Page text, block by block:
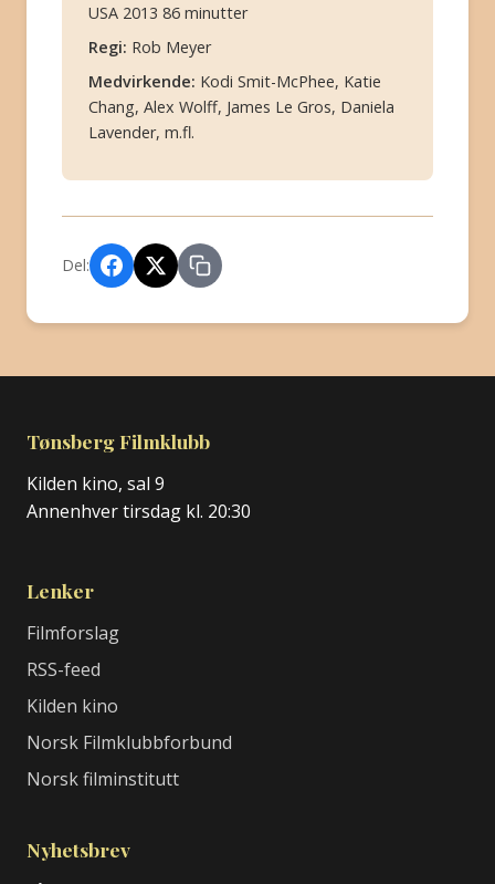
USA 2013 86 minutter
Regi: Rob Meyer
Medvirkende: Kodi Smit-McPhee, Katie
Chang, Alex Wolff, James Le Gros, Daniela
Lavender, m.fl.
Del:
Tønsberg Filmklubb
Kilden kino, sal 9
Annenhver tirsdag kl. 20:30
Lenker
Filmforslag
RSS-feed
Kilden kino
Norsk Filmklubbforbund
Norsk filminstitutt
Nyhetsbrev